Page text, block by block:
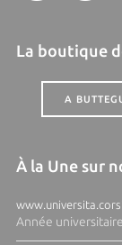
La boutique
A
À la Une sur
Année